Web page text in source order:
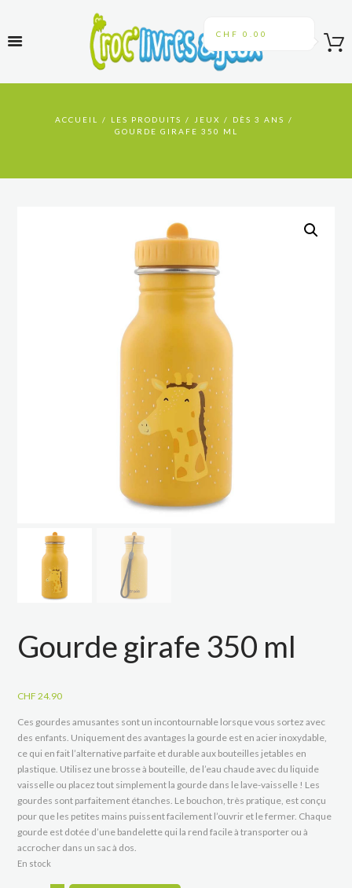
CHF 0.00
ACCUEIL LES PRODUITS JEUX
DÈS 3 ANS
GOURDE GIRAFE 350 ML
Gourde girafe 350 ml
CHF 24.90
Ces gourdes amusantes sont un incontournable lorsque vous sortez avec
des enfants. Uniquement des avantages la gourde est en acier inoxydable,
ce qui en fait l’alternative parfaite et durable aux bouteilles jetables en
plastique. Utilisez une brosse à bouteille, de l’eau chaude avec du liquide
vaisselle ou placez tout simplement la gourde dans le lave-vaisselle ! Les
gourdes sont parfaitement étanches. Le bouchon, très pratique, est conçu
pour que les petites mains puissent facilement l’ouvrir et le fermer. Chaque
gourde est dotée d’une bandelette qui la rend facile à transporter ou à
accrocher dans un sac à dos.
En stock